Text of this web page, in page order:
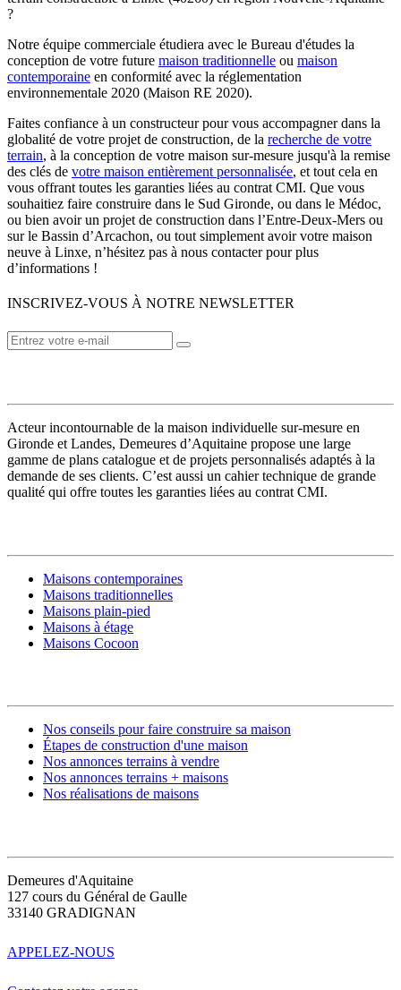
?
Notre équipe commerciale étudiera avec le Bureau d'études la
conception de votre future maison traditionnelle ou maison
contemporaine en conformité avec la réglementation
environnementale 2020 (Maison RE 2020).
Faites confiance à un constructeur pour vous accompagner dans la
globalité de votre projet de construction, de la recherche de votre
terrain, à la conception de votre maison sur-mesure jusqu'à la remise
des clés de votre maison entièrement personnalisée, et tout cela en
vous offrant toutes les garanties liées au contrat CMI. Que vous
souhaitiez faire construire dans le Sud Gironde, ou dans le Médoc,
ou bien avoir un projet de construction dans l’Entre-Deux-Mers ou
sur le Bassin d’Arcachon, ou tout simplement avoir votre maison
neuve à Linxe, n’hésitez pas à nous contacter pour plus
d’informations !
INSCRIVEZ-VOUS À NOTRE NEWSLETTER
Acteur incontournable de la maison individuelle sur-mesure en
Gironde et Landes, Demeures d’Aquitaine propose une large
gamme de plans catalogue et de projets personnalisés adaptés à la
demande de ses clients. C’est aussi un cahier technique de grande
qualité qui offre toutes les garanties liées au contrat CMI.
Maisons contemporaines
Maisons traditionnelles
Maisons plain-pied
Maisons à étage
Maisons Cocoon
Nos conseils pour faire construire sa maison
Étapes de construction d'une maison
Nos annonces terrains à vendre
Nos annonces terrains + maisons
Nos réalisations de maisons
Demeures d'Aquitaine
127 cours du Général de Gaulle
33140 GRADIGNAN
APPELEZ-NOUS